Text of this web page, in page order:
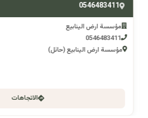
0546483411
مؤسسة ارض الينابيع
0546483411
مؤسسة ارض الينابيع (حائل)
الاتجاهات